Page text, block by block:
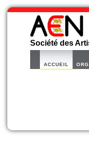
Société des
ACCUEIL